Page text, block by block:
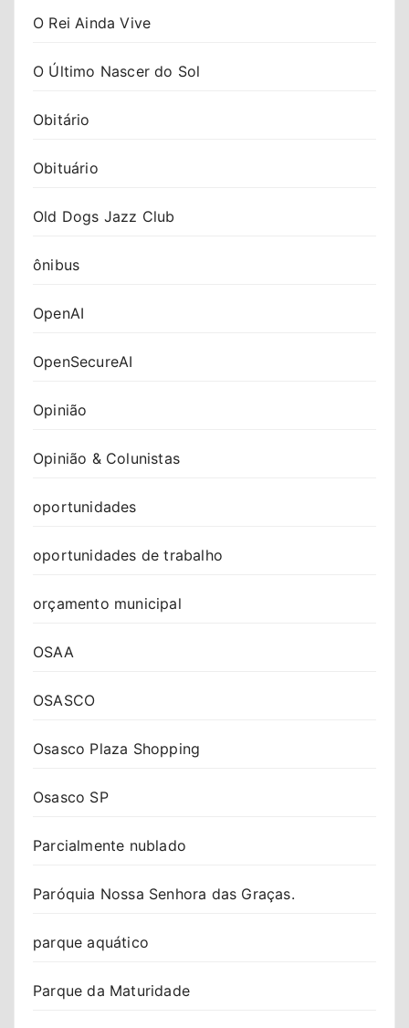
O Rei Ainda Vive
O Último Nascer do Sol
Obitário
Obituário
Old Dogs Jazz Club
ônibus
OpenAI
OpenSecureAI
Opinião
Opinião & Colunistas
oportunidades
oportunidades de trabalho
orçamento municipal
OSAA
OSASCO
Osasco Plaza Shopping
Osasco SP
Parcialmente nublado
Paróquia Nossa Senhora das Graças.
parque aquático
Parque da Maturidade